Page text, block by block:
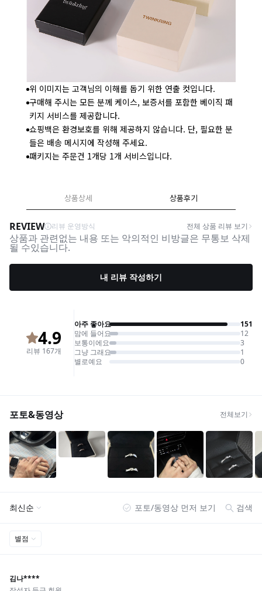
위 이미지는 고객님의 이해를 돕기 위한 연출 컷입니다.
구매해 주시는 모든 분께 케이스, 보증서를 포함한 베이직 패
키지 서비스를 제공합니다.
쇼핑백은 환경보호를 위해 제공하지 않습니다. 단, 필요한 분
들은 배송 메시지에 작성해 주세요.
패키지는 주문건 1개당 1개 서비스입니다.
상품상세 상품후기